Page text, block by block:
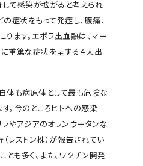
して感染が拡がると考えられ
症状をもって発症し、腹痛、
ます。エボラ出血熱は、マー
に重篤な症状を呈する４大出
体も病原体として最も危険な
。今のところヒトへの感染
やアジアのオランウータンな
レストン株）が報告されてい
も多く、また、ワクチン開発